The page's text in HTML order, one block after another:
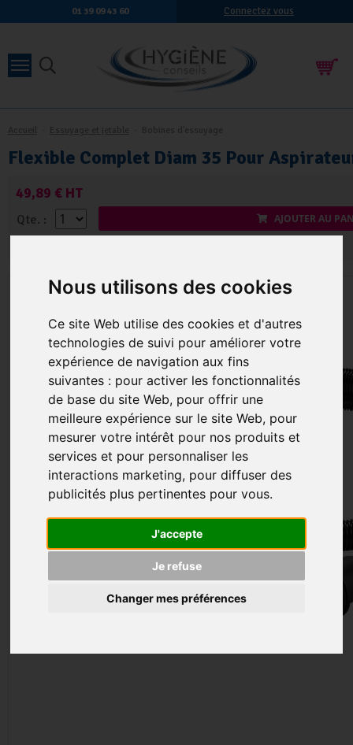
Nous utilisons des cookies
Ce site Web utilise des cookies et d'autres
technologies de suivi pour améliorer votre
expérience de navigation aux fins
suivantes : pour activer les fonctionnalités
de base du site Web, pour offrir une
meilleure expérience sur le site Web, pour
mesurer votre intérêt pour nos produits et
services et pour personnaliser les
interactions marketing, pour diffuser des
publicités plus pertinentes pour vous.
J'accepte
Je refuse
Changer mes préférences
01 39 09 43 60 Connectez vous
Flexible Complet Diam 35 Pour
Qte. :
49,89 € HT
AJOUTER AU